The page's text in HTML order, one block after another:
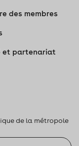
des membres
et partenariat
de la métropole